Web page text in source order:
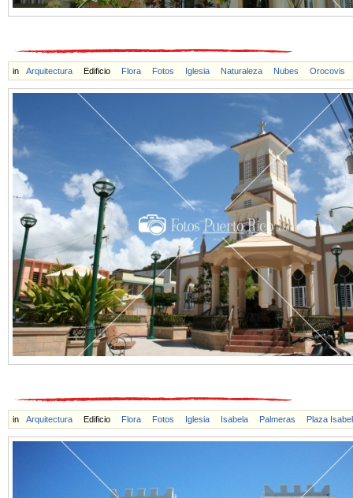
in Arquitectura Edificio Flora Fotos Iglesia Naturaleza Nubes Orocovis
in Arquitectura Edificio Flora Fotos Iglesia Isabela Palmeras Plaza